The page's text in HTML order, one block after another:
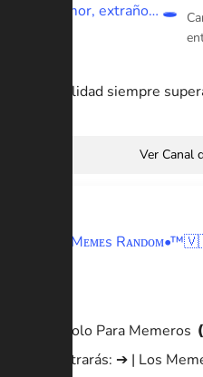
La realidad siempre
Ver Canal
🙃❫ Solo Para
Encontrarás: ➔ | Los